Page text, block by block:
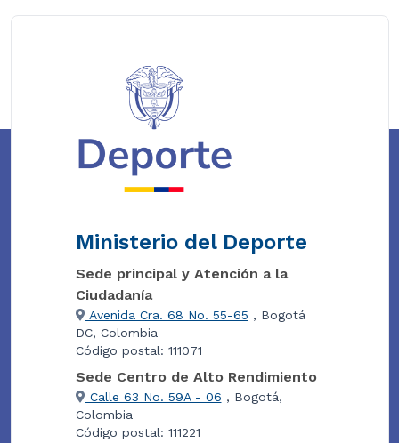
Ministerio del Deporte
Sede principal y Atención a la
Ciudadanía
Avenida Cra. 68 No. 55-65 , Bogotá
DC, Colombia
Código postal: 111071
Sede Centro de Alto Rendimiento
Calle 63 No. 59A - 06 , Bogotá,
Colombia
Código postal: 111221